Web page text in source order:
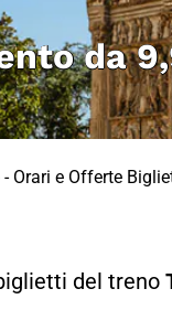
da
Orari e Offerte
del treno